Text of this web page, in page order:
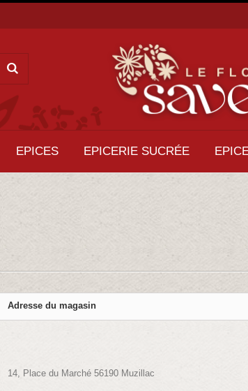
EPICES EPICERIE SUCRÉE
Adresse du magasin
14, Place du Marché 56190 Muzillac